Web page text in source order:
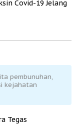
Covid-19 Jelang
pembunuhan,
kejahatan
Tegas